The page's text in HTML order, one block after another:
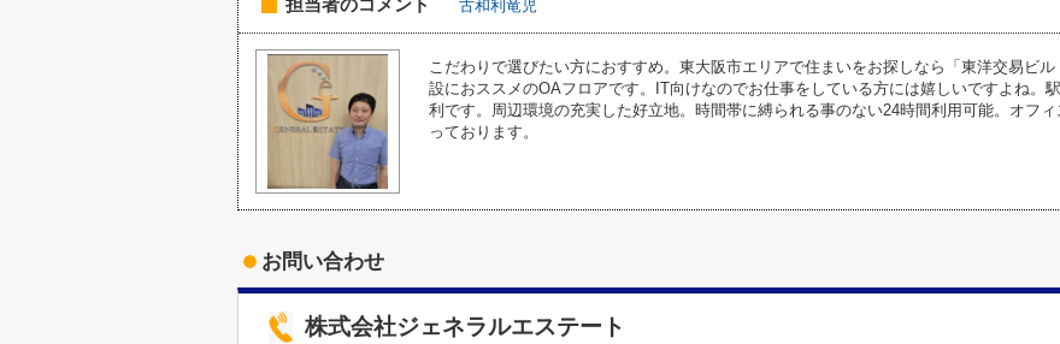
担当者のコメント 古和利竜児
こだわりで選びたい方におすすめ。東大阪市エリアで住まいをお探しなら「東洋交易ビ
設におススメのOAフロアです。IT向けなのでお仕事をしている方には嬉しいですよね。
利です。周辺環境の充実した好立地。時間帯に縛られる事のない24時間利用可能。オフ
っております。
お問い合わせ
株式会社ジェネラルエステート